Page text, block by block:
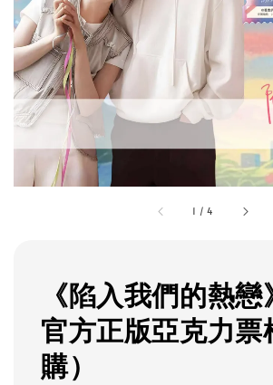
1 /4
《陷入我們的熱
官方正版亞克力票
購）